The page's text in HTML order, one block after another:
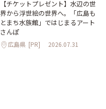
【チケットプレゼント】水辺の世
界から浮世絵の世界へ。「広島も
とまち水族館」ではじまるアート
さんぽ
広島県 [PR] 2026.07.31